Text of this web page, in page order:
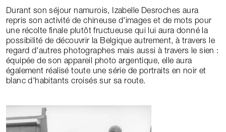
Durant son séjour namurois, Izabelle Desroches aura
repris son activité de chineuse d'images et de mots pour
une récolte finale plutôt fructueuse qui lui aura donné la
possibilité de découvrir la Belgique autrement, à travers le
regard d'autres photographes mais aussi à travers le sien :
équipée de son appareil photo argentique, elle aura
également réalisé toute une série de portraits en noir et
blanc d'habitants croisés sur sa route.